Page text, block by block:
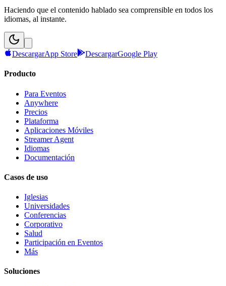
Haciendo que el contenido hablado sea comprensible en todos los
idiomas, al instante.
DescargarApp Store DescargarGoogle Play
Producto
Para Eventos
Anywhere
Precios
Plataforma
Aplicaciones Móviles
Streamer Agent
Idiomas
Documentación
Casos de uso
Iglesias
Universidades
Conferencias
Corporativo
Salud
Participación en Eventos
Más
Soluciones